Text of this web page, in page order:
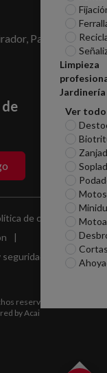
Limpieza
Jardinería
Ver todo
Parcelas
de cookies
|
|
reservados.
byAcai